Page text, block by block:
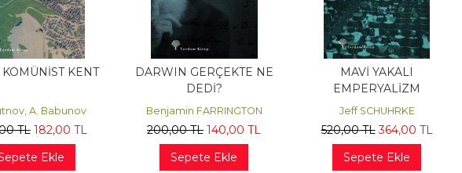
KENT
A. Babunov
TL 182,00 TL
Ekle
DARWIN GERÇEKTE NE
DEDİ?
Benjamin FARRINGTON
200,00TL 140,00 TL
Sepete Ekle
MAVİ YAKALI
EMPERYALİZM
Jeff SCHUHRKE
520,00TL 364,00 TL
Sepete Ekle